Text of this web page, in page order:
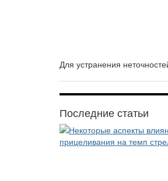
Для устранения
Последние статьи